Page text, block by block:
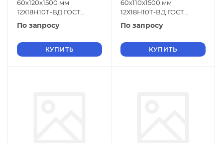
60х120х1500 мм
12Х18Н10Т-ВД ГОСТ
18968-73
По запросу
КУПИТЬ
60х110х1500 мм
12Х18Н10Т-ВД ГОСТ
18968-73
По запросу
КУПИТЬ